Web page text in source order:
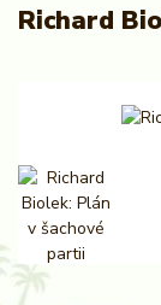
Richard